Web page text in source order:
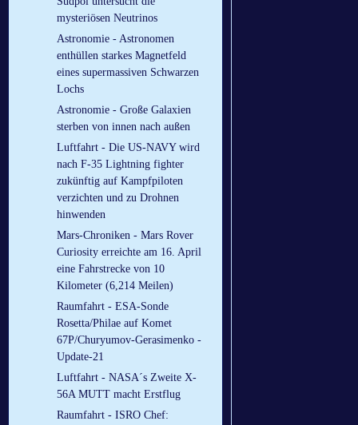
mysteriösen Neutrinos
Astronomie - Astronomen
enthüllen starkes Magnetfeld
eines supermassiven Schwarzen
Lochs
Astronomie - Große Galaxien
sterben von innen nach außen
Luftfahrt - Die US-NAVY wird
nach F-35 Lightning fighter
zukünftig auf Kampfpiloten
verzichten und zu Drohnen
hinwenden
Mars-Chroniken - Mars Rover
Curiosity erreichte am 16. April
eine Fahrstrecke von 10
Kilometer (6,214 Meilen)
Raumfahrt - ESA-Sonde
Rosetta/Philae auf Komet
67P/Churyumov-Gerasimenko -
Update-21
Luftfahrt - NASA´s Zweite X-
56A MUTT macht Erstflug
Raumfahrt - ISRO Chef: